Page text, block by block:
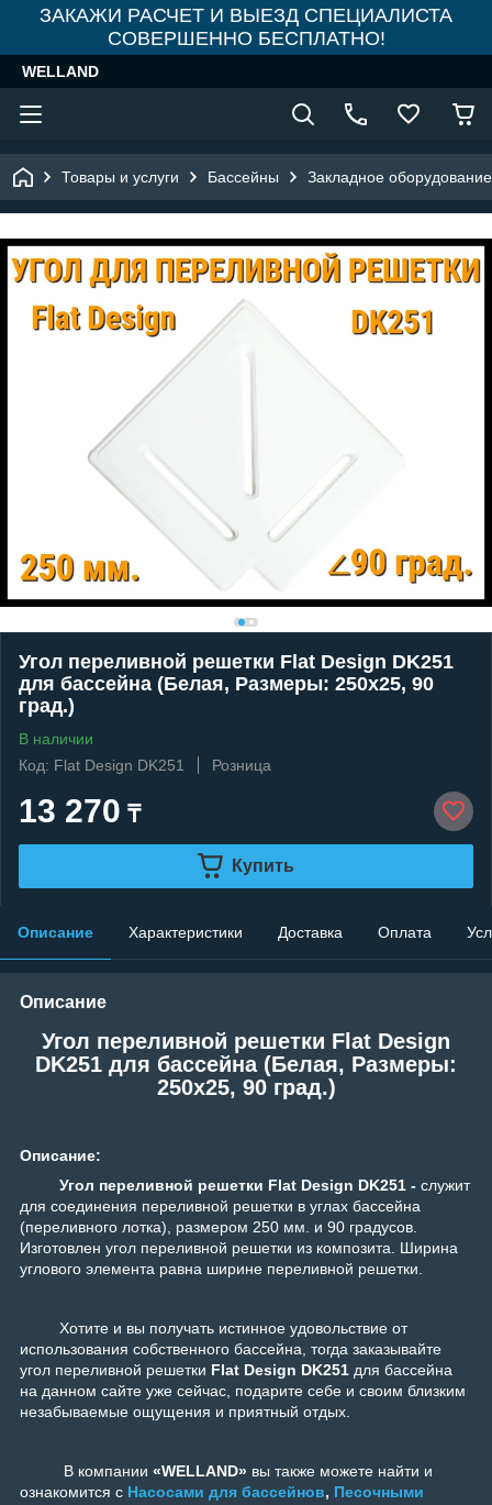
ЗАКАЖИ РАСЧЕТ И ВЫЕЗД СПЕЦИАЛИСТА
СОВЕРШЕННО БЕСПЛАТНО!
WELLAND
Товары и услуги Бассейны Закладное
Угол переливной решетки Flat Design DK251
для бассейна (Белая, Размеры: 250x25, 90
град.)
В наличии
Код: Flat Design DK251
Розница
13 270 ₸
Купить
Описание Характеристики Доставка Оплата
Описание
Угол переливной решетки Flat Design
DK251 для бассейна (Белая, Размеры:
250x25, 90 град.)
Описание:
Угол переливной решетки Flat Design DK251 - служит
для соединения переливной решетки в углах бассейна
(переливного лотка), размером 250 мм. и 90 градусов.
Изготовлен угол переливной решетки из композита. Ширина
углового элемента равна ширине переливной решетки.
Хотите и вы получать истинное удовольствие от
использования собственного бассейна, тогда заказывайте
угол переливной решетки Flat Design DK251 для бассейна
на данном сайте уже сейчас, подарите себе и своим близким
незабываемые ощущения и приятный отдых.
В компании «WELLAND» вы также можете найти и
ознакомится с Насосами для бассейнов, Песочными